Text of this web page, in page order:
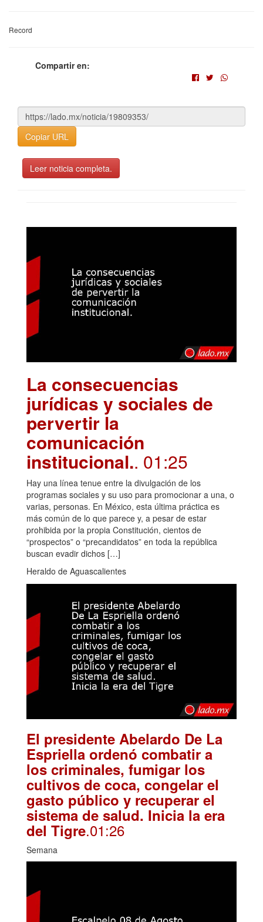
Record
Compartir en:
Copiar URL
Leer noticia completa.
La consecuencias
jurídicas y sociales de
pervertir la
comunicación
institucional.. 01:25
Hay una línea tenue entre la divulgación de los
programas sociales y su uso para promocionar a una, o
varias, personas. En México, esta última práctica es
más común de lo que parece y, a pesar de estar
prohibida por la propia Constitución, cientos de
“prospectos” o “precandidatos” en toda la república
buscan evadir dichos […]
Heraldo de Aguascalientes
El presidente Abelardo De La
Espriella ordenó combatir a
los criminales, fumigar los
cultivos de coca, congelar el
gasto público y recuperar el
sistema de salud. Inicia la era
del Tigre.01:26
Semana